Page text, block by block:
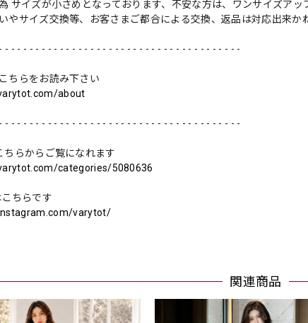
サイズが小さめとなっております、不安な方は、ワンサイズア
やサイズ交換等、お客さまご都合による交換、返品は対応出来か
- - - - - - - - - - - - - - - - - - - - - - - - - - - - - - - - - - - - - - -
ちらをお読み下さい
about
- - - - - - - - - - - - - - - - - - - - - - - - - - - - - - - - - - - - - - -
ちらからご覧になれます
categories/5080636
ちらです
varytot/
関連商品